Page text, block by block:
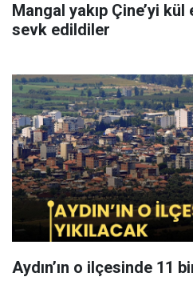
Mangal yakıp Çine’yi
sevk edildiler
Aydın’ın o ilçesinde 11